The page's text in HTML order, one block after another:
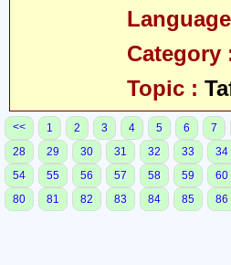
Category
Topic :
<< 1 2 3 4 5 6 7
28
29 30 31 32 33 34
54
55 56 57 58 59 60
80
81 82 83 84 85 86